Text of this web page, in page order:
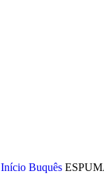
Início Buquês